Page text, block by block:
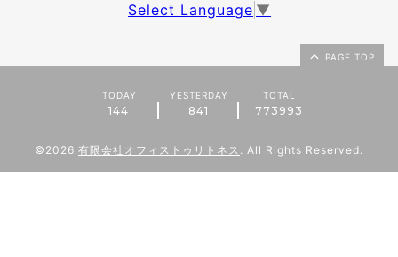
Select Language ▼
PAGE TOP
TODAY
144
YESTERDAY
841
TOTAL
773993
©2026 有限会社オフィストゥリトネス . All Rights Reserved.